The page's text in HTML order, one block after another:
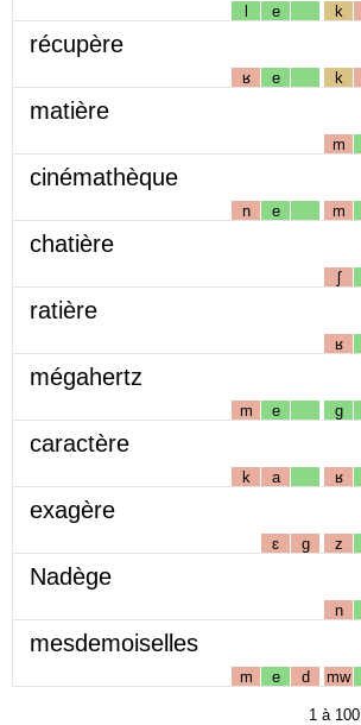
l e k
récupère
ʁ e k
matière
m
cinémathèque
n e m
chatière
ʃ
ratière
ʁ
mégahertz
m e g
caractère
k a ʁ
exagère
ɛ g z
Nadège
n
mesdemoiselles
m e d mw
1 à 100